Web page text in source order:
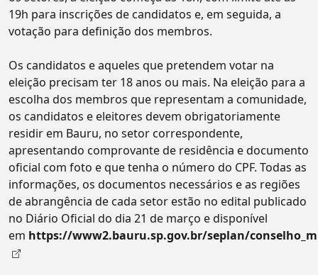
19h para inscrições de candidatos e, em seguida, a
votação para definição dos membros.
Os candidatos e aqueles que pretendem votar na
eleição precisam ter 18 anos ou mais. Na eleição para a
escolha dos membros que representam a comunidade,
os candidatos e eleitores devem obrigatoriamente
residir em Bauru, no setor correspondente,
apresentando comprovante de residência e documento
oficial com foto e que tenha o número do CPF. Todas as
informações, os documentos necessários e as regiões
de abrangência de cada setor estão no edital publicado
no Diário Oficial do dia 21 de março e disponível
em https://www2.bauru.sp.gov.br/seplan/